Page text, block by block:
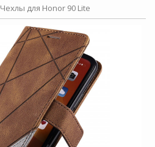
Чехлы для Honor 90 Lite